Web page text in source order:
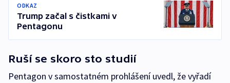
ODKAZ
Trump začal s čistkami v
Pentagonu
Ruší se skoro sto studií
Pentagon v samostatném prohlášení uvedl, že vyřadí